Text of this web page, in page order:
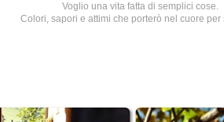
Voglio una vita fatta di semplici cose.
Colori, sapori e attimi che porterò nel cuore per